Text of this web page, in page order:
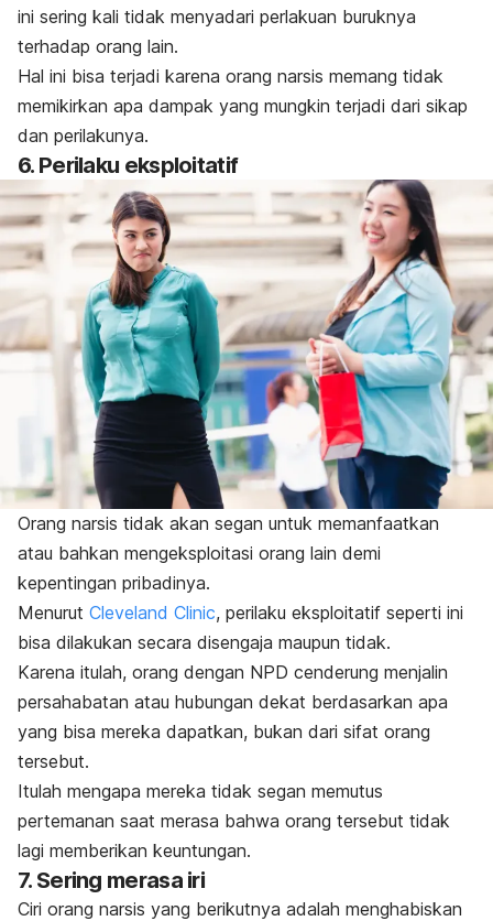
ini sering kali tidak menyadari perlakuan buruknya
terhadap orang lain.
Hal ini bisa terjadi karena orang narsis memang tidak
memikirkan apa dampak yang mungkin terjadi dari sikap
dan perilakunya.
6. Perilaku eksploitatif
Orang narsis tidak akan segan untuk memanfaatkan
atau bahkan mengeksploitasi orang lain demi
kepentingan pribadinya.
Menurut Cleveland Clinic, perilaku eksploitatif seperti ini
bisa dilakukan secara disengaja maupun tidak.
Karena itulah, orang dengan NPD cenderung menjalin
persahabatan atau hubungan dekat berdasarkan apa
yang bisa mereka dapatkan, bukan dari sifat orang
tersebut.
Itulah mengapa mereka tidak segan memutus
pertemanan saat merasa bahwa orang tersebut tidak
lagi memberikan keuntungan.
7. Sering merasa iri
Ciri orang narsis yang berikutnya adalah menghabiskan